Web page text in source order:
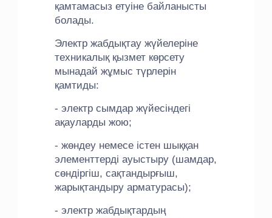
қамтамасыз етуіне байланысты
болады.
Электр жабдықтау жүйелеріне
техникалық қызмет көрсету
мынадай жұмыс түрлерін
қамтиды:
- электр сымдар жүйесіндегі
ақауларды жою;
- жөндеу немесе істен шыққан
элементтерді ауыстыру (шамдар,
сөндіргіш, сақтандырғыш,
жарықтандыру арматурасы);
- электр жабдықтардың